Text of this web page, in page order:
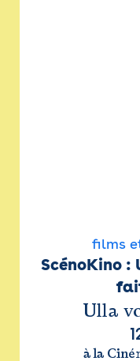
films
ScénoKino :
Ulla
à la